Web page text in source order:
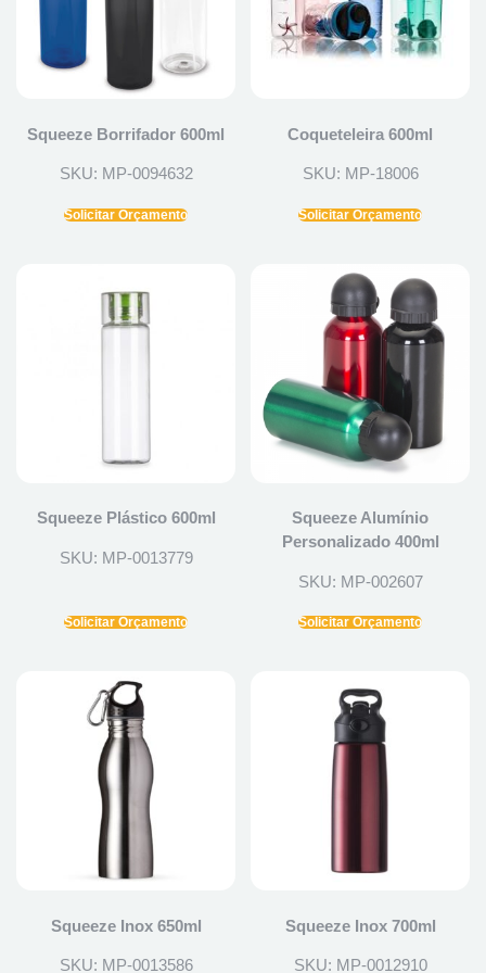
Squeeze Borrifador 600ml
SKU: MP-0094632
Solicitar Orçamento
Coqueteleira 600ml
SKU: MP-18006
Solicitar Orçamento
Squeeze Plástico 600ml
SKU: MP-0013779
Solicitar Orçamento
Squeeze Alumínio
Personalizado 400ml
SKU: MP-002607
Solicitar Orçamento
Squeeze Inox 650ml
SKU: MP-0013586
Squeeze Inox 700ml
SKU: MP-0012910